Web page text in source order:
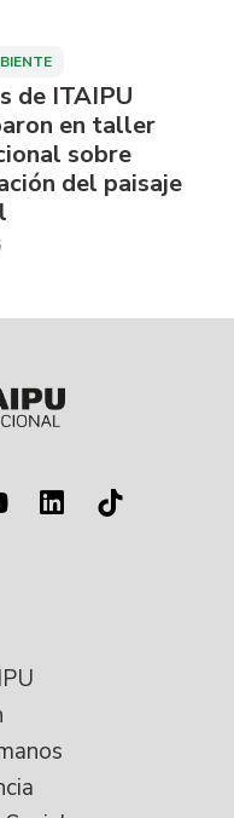
de ITAIPU
en taller
sobre
del paisaje